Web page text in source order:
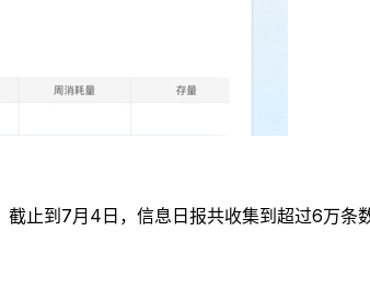
截止到7月4日，信息日报共收集到超过6万条